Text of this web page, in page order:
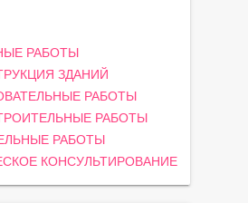
РАБОТЫ
ЗДАНИЙ
РАБОТЫ
РАБОТЫ
РАБОТЫ
КОНСУЛЬТИРОВАНИЕ